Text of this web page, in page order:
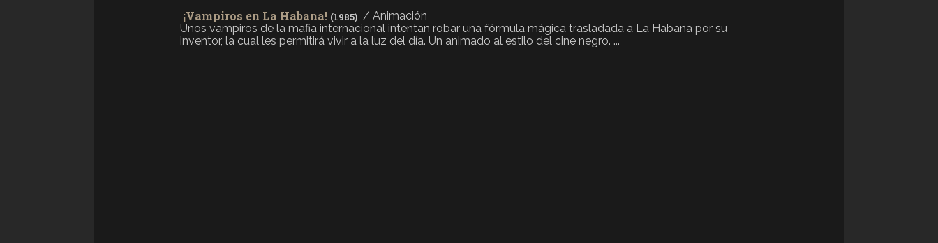
¡Vampiros en La Habana! (1985) / Animación
Unos vampiros de la mafia internacional intentan robar una fórmula mágica trasladada a La Habana por su
inventor, la cual les permitirá vivir a la luz del día. Un animado al estilo del cine negro. ...